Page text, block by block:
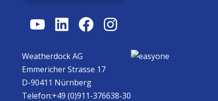
YouTube
LinkedIn
Facebook
Instagram
Weatherdock AG
Emmericher Strasse 17
D-90411 Nürnberg
Telefon:+49 (0)911-376638-30